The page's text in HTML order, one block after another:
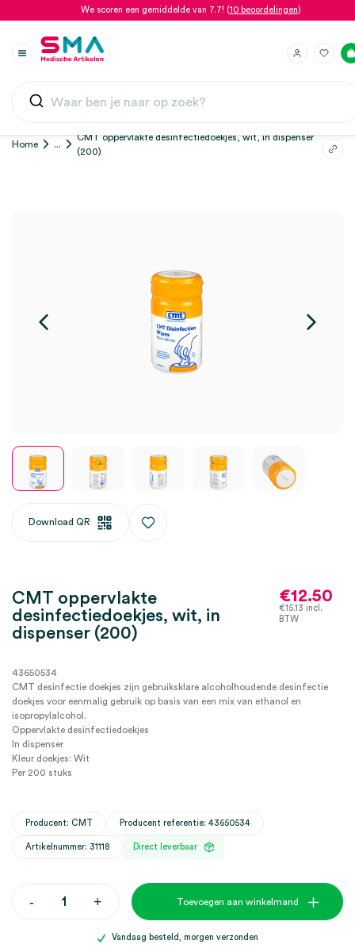
We scoren een gemiddelde van 7.7! (10 beoordelingen)
Home ...
CMT oppervlakte desinfectiedoekjes, wit, in dispenser
(200)
Download QR
CMT oppervlakte
desinfectiedoekjes, wit, in
dispenser (200)
€12.50
€15.13 incl.
BTW
43650534
CMT desinfectie doekjes zijn gebruiksklare alcoholhoudende desinfectie
doekjes voor eenmalig gebruik op basis van een mix van ethanol en
isopropylalcohol.
Oppervlakte desinfectiedoekjes
In dispenser
Kleur doekjes: Wit
Per 200 stuks
Producent: CMT Producent referentie: 43650534
Artikelnummer: 31118 Direct leverbaar
- + Toevoegen aan winkelmand
Vandaag besteld, morgen verzonden